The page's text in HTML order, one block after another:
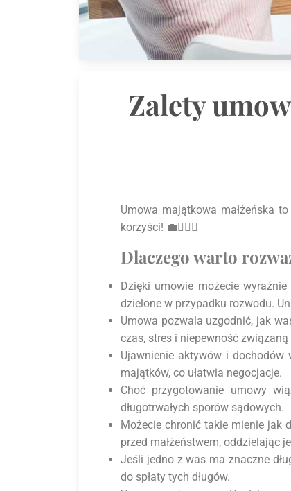
Zalety
Umowa majątkowa małżeńska
korzyści! 💼👩‍❤️‍👨
Dlaczego warto
Dzięki umowie możecie
dzielone w przypadku rozwodu.
Umowa pozwala uzgodnić, jak
czas, stres i niepewność
Ujawnienie aktywów i
majątków, co ułatwia negocjacje.
Choć przygotowanie umowy
długotrwałych sporów sądowych.
Możecie chronić takie mienie jak
przed małżeństwem, oddzielając
Jeśli jedno z was ma znaczne
do spłaty tych długów.